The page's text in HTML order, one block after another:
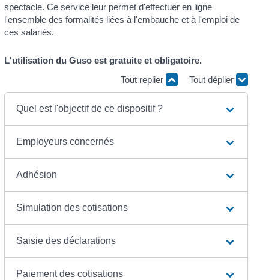
spectacle. Ce service leur permet d'effectuer en ligne
l'ensemble des formalités liées à l'embauche et à l'emploi de
ces salariés.
L'utilisation du Guso est gratuite et obligatoire.
Tout replier
Tout déplier
Quel est l'objectif de ce dispositif ?
Employeurs concernés
Adhésion
Simulation des cotisations
Saisie des déclarations
Paiement des cotisations